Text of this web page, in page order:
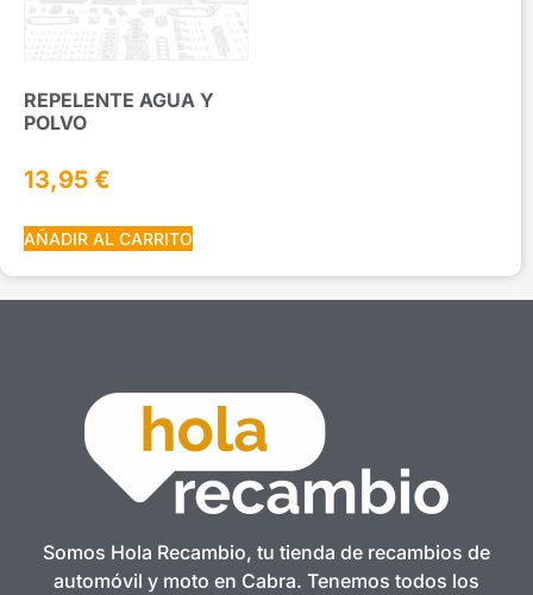
REPELENTE AGUA Y
POLVO
13,95 €
AÑADIR AL CARRITO
Somos Hola Recambio, tu tienda de recambios de
automóvil y moto en Cabra. Tenemos todos los